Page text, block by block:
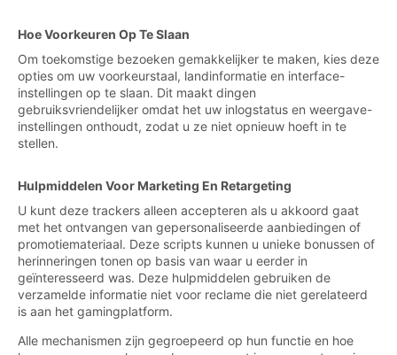
Hoe Voorkeuren Op Te Slaan
Om toekomstige bezoeken gemakkelijker te maken, kies deze
opties om uw voorkeurstaal, landinformatie en interface-
instellingen op te slaan. Dit maakt dingen
gebruiksvriendelijker omdat het uw inlogstatus en weergave-
instellingen onthoudt, zodat u ze niet opnieuw hoeft in te
stellen.
Hulpmiddelen Voor Marketing En Retargeting
U kunt deze trackers alleen accepteren als u akkoord gaat
met het ontvangen van gepersonaliseerde aanbiedingen of
promotiemateriaal. Deze scripts kunnen u unieke bonussen of
herinneringen tonen op basis van waar u eerder in
geïnteresseerd was. Deze hulpmiddelen gebruiken de
verzamelde informatie niet voor reclame die niet gerelateerd
is aan het gamingplatform.
Alle mechanismen zijn gegroepeerd op hun functie en hoe